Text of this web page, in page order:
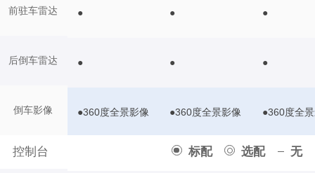
前驻车雷达
后倒车雷达
倒车影像
控制台 标配 选配 无
● ● ●
● ● ●
●360度全景影像 ●360度全景影像 ●360度全